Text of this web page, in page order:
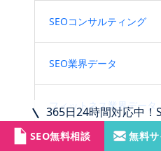
365日24時間対応中！
SEO無料相談 無料
SEOコンサルティング
SEO業界データ
フィットネス業界データ